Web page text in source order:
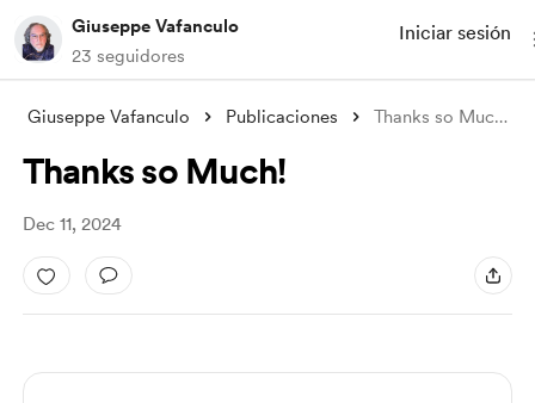
Giuseppe Vafanculo
23 seguidores
Iniciar sesión
Giuseppe Vafanculo Publicaciones Thanks so Much!
Thanks so Much!
Dec 11, 2024